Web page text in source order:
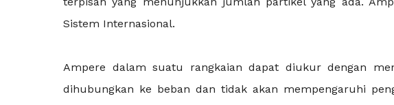
Sistem Internasional.
Ampere dalam suatu rangkaian dapat diukur dengan
dihubungkan ke beban dan tidak akan mempengaruhi